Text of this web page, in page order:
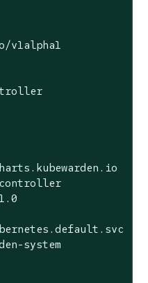
v1alpha1
controller
.0
system